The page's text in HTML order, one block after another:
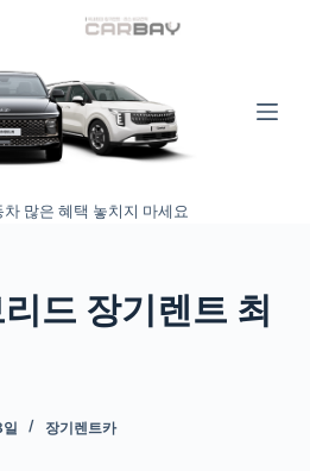
많은 혜택 놓치지 마세요
드 장기렌트 최
장기렌트카